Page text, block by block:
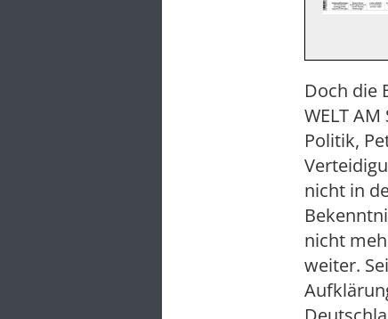
Doch die
WELT
Politik,
nicht in
nicht
weiter.